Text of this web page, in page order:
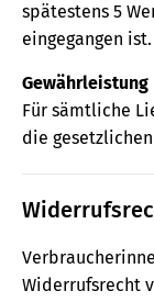
spätestens 5
eingegangen ist.
Gewährleistung
Für sämtliche
die
Widerrufsrecht